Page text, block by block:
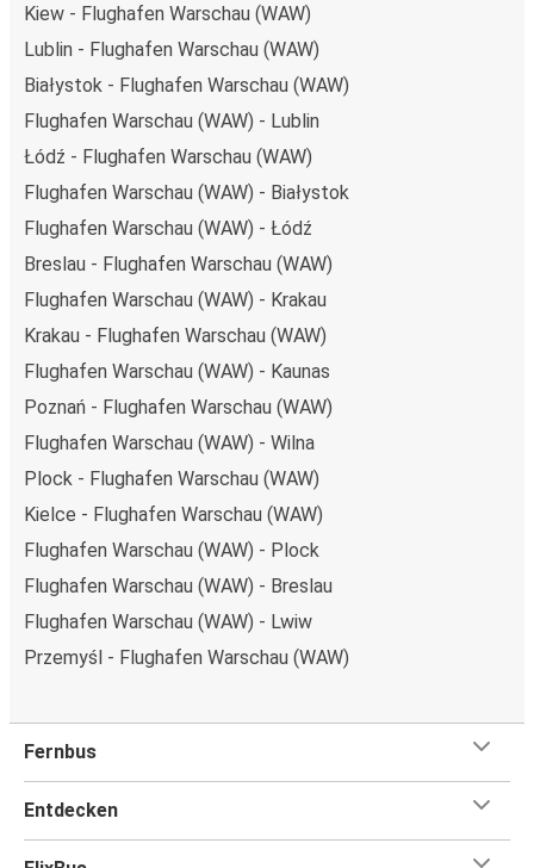
Kiew - Flughafen Warschau (WAW)
Lublin - Flughafen Warschau (WAW)
Białystok - Flughafen Warschau (WAW)
Flughafen Warschau (WAW) - Lublin
Łódź - Flughafen Warschau (WAW)
Flughafen Warschau (WAW) - Białystok
Flughafen Warschau (WAW) - Łódź
Breslau - Flughafen Warschau (WAW)
Flughafen Warschau (WAW) - Krakau
Krakau - Flughafen Warschau (WAW)
Flughafen Warschau (WAW) - Kaunas
Poznań - Flughafen Warschau (WAW)
Flughafen Warschau (WAW) - Wilna
Plock - Flughafen Warschau (WAW)
Kielce - Flughafen Warschau (WAW)
Flughafen Warschau (WAW) - Plock
Flughafen Warschau (WAW) - Breslau
Flughafen Warschau (WAW) - Lwiw
Przemyśl - Flughafen Warschau (WAW)
Fernbus
Entdecken